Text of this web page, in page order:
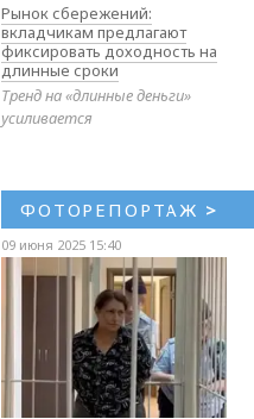
Рынок сбережений:
вкладчикам предлагают
фиксировать доходность на
длинные сроки
Тренд на «длинные деньги»
усиливается
ФОТОРЕПОРТАЖ >
09 июня 2025 15:40